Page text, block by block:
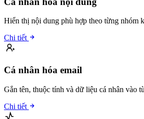
Hiển thị nội dung phù hợp theo từng nhóm
Chi tiết
Cá nhân hóa email
Gắn tên, thuộc tính và dữ liệu cá nhân vào
Chi tiết